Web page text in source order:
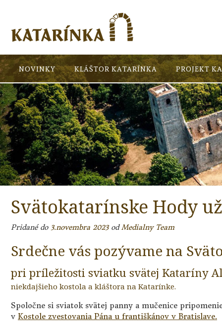
NOVINKY KLÁŠTOR KATARÍNKA PROJEKT
Svätokatarínske Hody
Pridané do 3.novembra 2023odMedialny Team
Srdečne vás pozývame na
pri príležitosti sviatku svätej Kataríny
niekdajšieho kostola a kláštora na Katarínke.
Spoločne si sviatok svätej panny a mučenice
v Kostole zvestovania Pána u františkánov v Bratislave.